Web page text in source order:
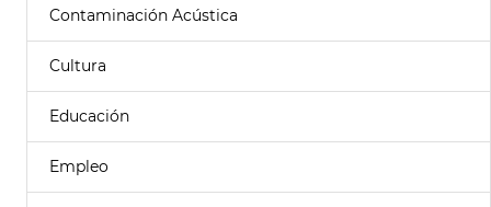
Contaminación Acústica
Cultura
Educación
Empleo